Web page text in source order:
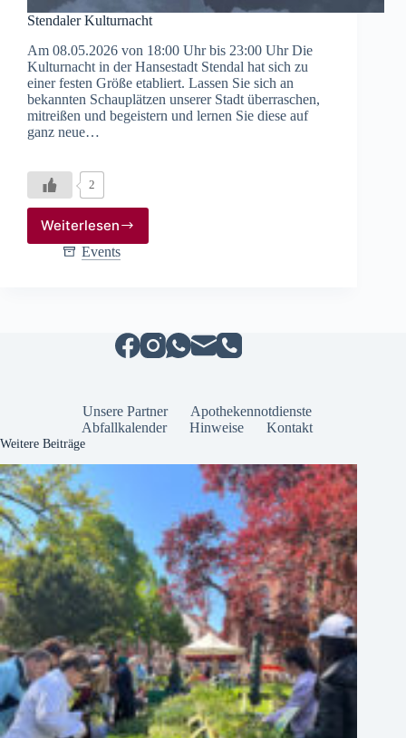
Stendaler Kulturnacht
Am 08.05.2026 von 18:00 Uhr bis 23:00 Uhr Die
Kulturnacht in der Hansestadt Stendal hat sich zu
einer festen Größe etabliert. Lassen Sie sich an
bekannten Schauplätzen unserer Stadt überraschen,
mitreißen und begeistern und lernen Sie diese auf
ganz neue…
2
Weiterlesen
Stendaler
Kulturnacht
Events
Unsere Partner
Apothekennotdienste
Abfallkalender
Hinweise Kontakt
Weitere Beiträge